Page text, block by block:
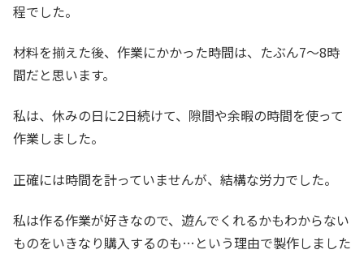
程でした。
材料を揃えた後、作業にかかった時間は、たぶん7～8時
間だと思います。
私は、休みの日に2日続けて、隙間や余暇の時間を使って
作業しました。
正確には時間を計っていませんが、結構な労力でした。
私は作る作業が好きなので、遊んでくれるかもわからない
ものをいきなり購入するのも…という理由で製作しました